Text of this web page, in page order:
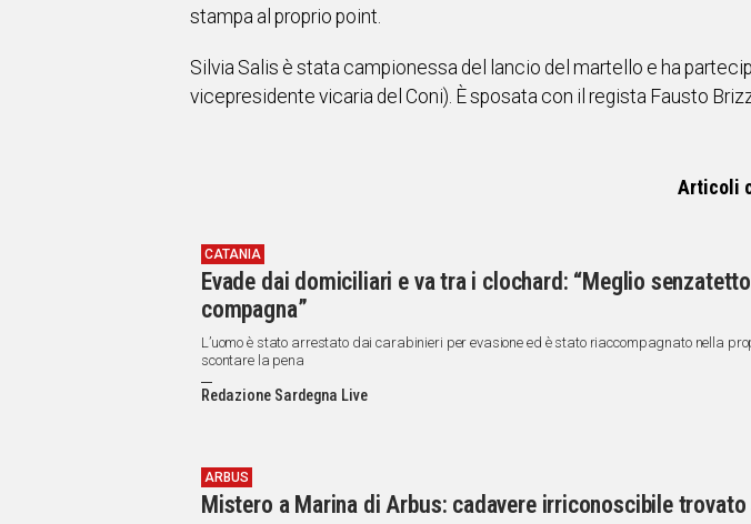
stampa al proprio point.
Silvia Salis è stata campionessa del lancio del martello e ha
vicepresidente vicaria del Coni). È sposata con il regista Fausto
Articoli
CATANIA
Evade dai domiciliari e va tra i clochard: “Meglio
compagna”
L’uomo è stato arrestato dai carabinieri per evasione ed è stato riaccompagnato nella
scontare la pena
Redazione Sardegna Live
ARBUS
Mistero a Marina di Arbus: cadavere irriconoscibile